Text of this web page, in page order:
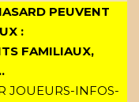
PEUVENT
:
FAMILIAUX,
JOUEURS-INFOS-